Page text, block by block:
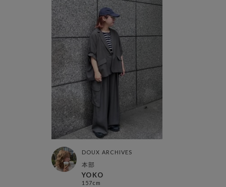
DOUX ARCHIVES
本部
YOKO
157cm